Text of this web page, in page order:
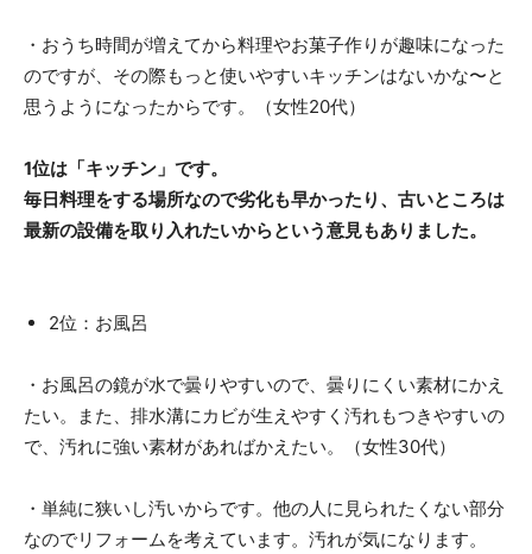
・おうち時間が増えてから料理やお菓子作りが趣味になった
のですが、その際もっと使いやすいキッチンはないかな〜と
思うようになったからです。（女性20代）
1位は「キッチン」です。
毎日料理をする場所なので劣化も早かったり、古いところは
最新の設備を取り入れたいからという意見もありました。
2位：お風呂
・お風呂の鏡が水で曇りやすいので、曇りにくい素材にかえ
たい。また、排水溝にカビが生えやすく汚れもつきやすいの
で、汚れに強い素材があればかえたい。（女性30代）
・単純に狭いし汚いからです。他の人に見られたくない部分
なのでリフォームを考えています。汚れが気になります。